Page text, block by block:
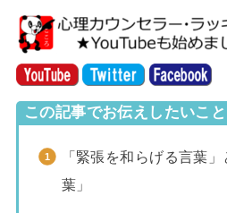
この記事でお伝えしたいこと
「緊張を和らげる言葉
葉」